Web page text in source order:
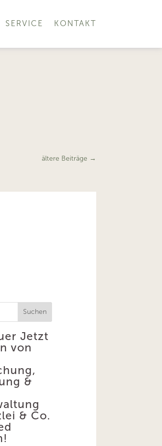
SERVICE KONTAKT
ältere Beiträge →
Suchen
Jetzt
von
&
& Co.